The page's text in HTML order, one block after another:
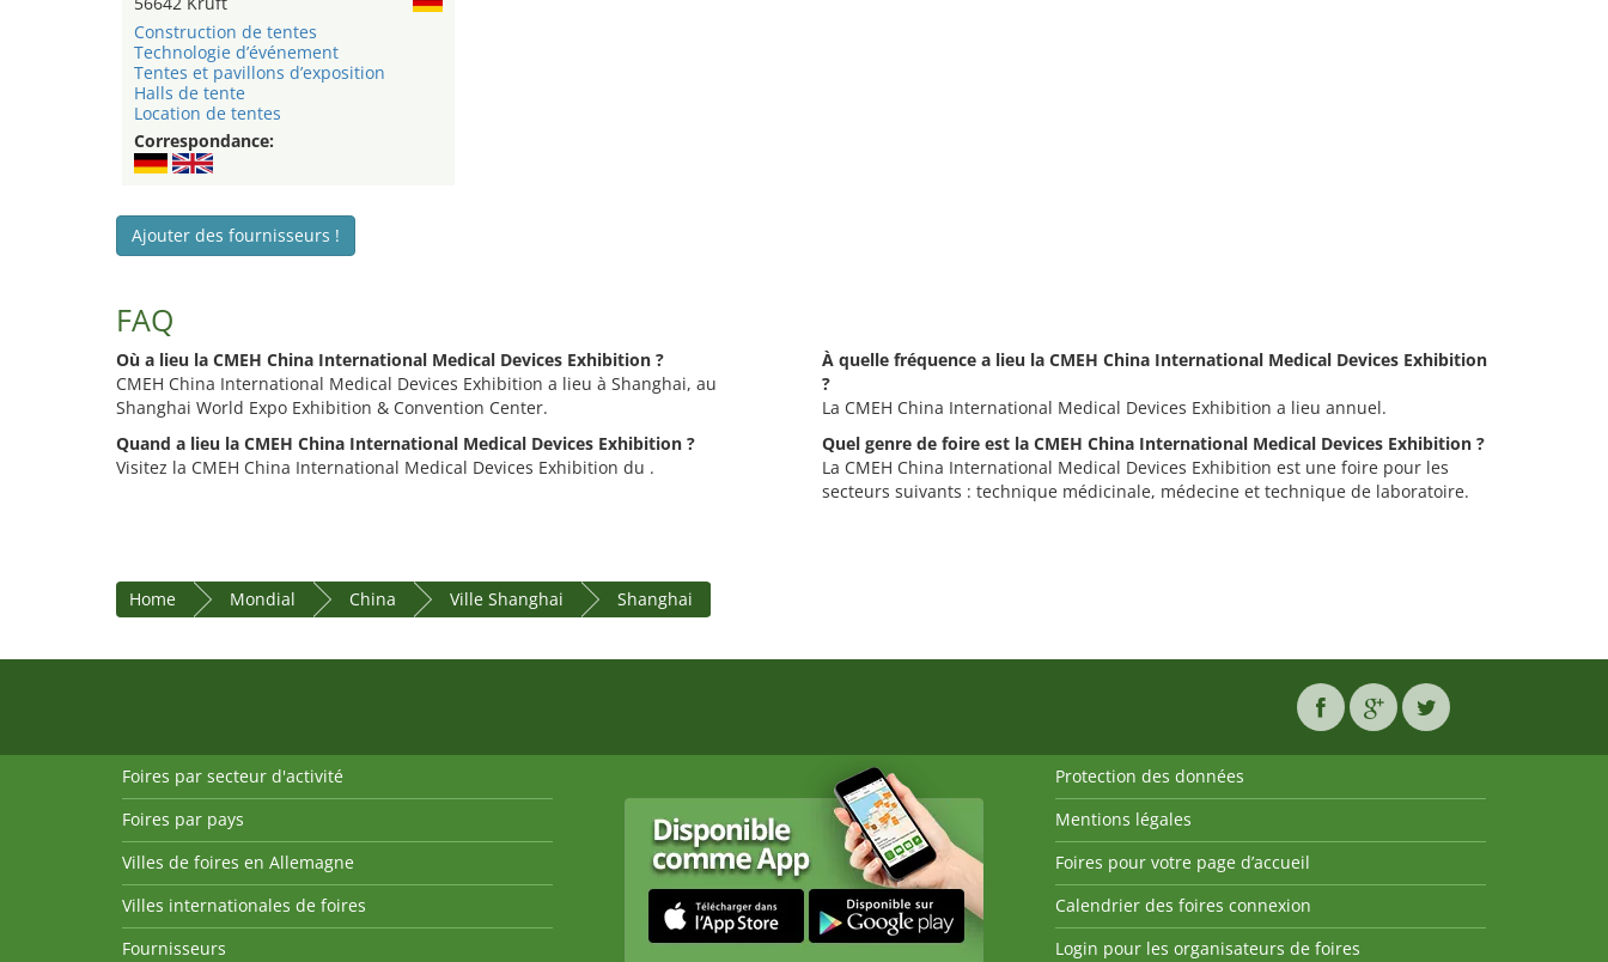
Construction de tentes
Technologie d’événement
Tentes et pavillons d’exposition
Halls de tente
Location de tentes
Correspondance:
Ajouter des fournisseurs !
FAQ
Où a lieu la CMEH China International Medical Devices Exhibition ?
CMEH China International Medical Devices Exhibition a lieu à Shanghai, au
Shanghai World Expo Exhibition & Convention Center.
Quand a lieu la CMEH China International Medical Devices Exhibition ?
Visitez la CMEH China International Medical Devices Exhibition du .
À quelle fréquence a lieu la CMEH China International Medical Devices Exhibition
?
La CMEH China International Medical Devices Exhibition a lieu annuel.
Quel genre de foire est la CMEH China International Medical Devices Exhibition ?
La CMEH China International Medical Devices Exhibition est une foire pour les
secteurs suivants : technique médicinale, médecine et technique de laboratoire.
Home Mondial China Ville Shanghai Shanghai
Foires par secteur d'activité
Foires par pays
Villes de foires en Allemagne
Villes internationales de foires
Fournisseurs
Protection des données
Mentions légales
Foires pour votre page d’accueil
Calendrier des foires connexion
Login pour les organisateurs de foires